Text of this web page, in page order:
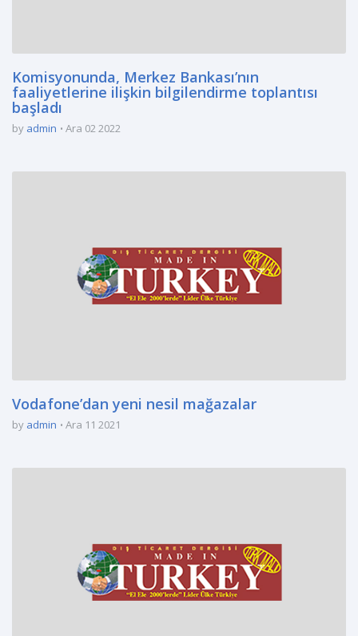
Komisyonunda, Merkez Bankası’nın
faaliyetlerine ilişkin bilgilendirme toplantısı
başladı
by admin Ara 02 2022
Vodafone’dan yeni nesil mağazalar
by admin Ara 11 2021